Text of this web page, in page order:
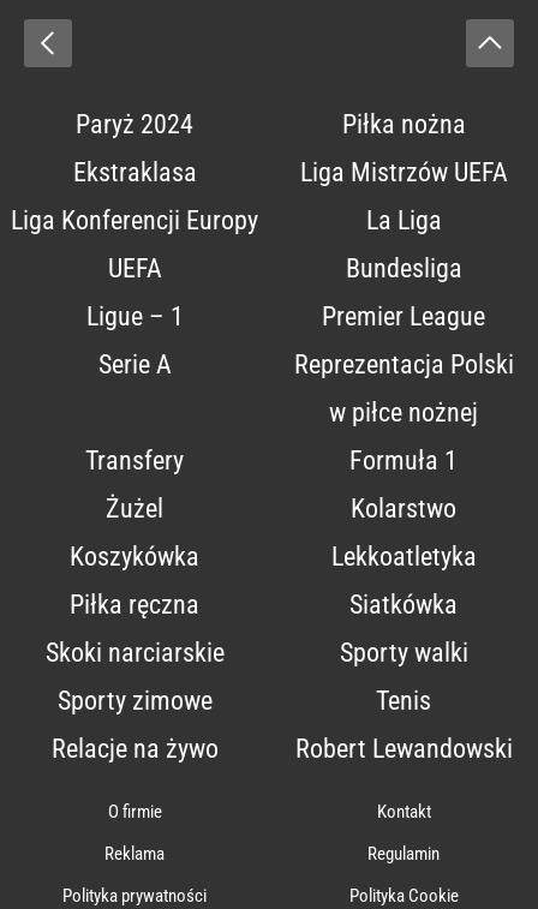
Paryż 2024
Piłka nożna
Ekstraklasa
Liga Mistrzów UEFA
Liga Konferencji Europy
UEFA
La Liga
Bundesliga
Ligue – 1
Premier League
Serie A
Reprezentacja Polski
w piłce nożnej
Transfery
Formuła 1
Żużel
Kolarstwo
Koszykówka
Lekkoatletyka
Piłka ręczna
Siatkówka
Skoki narciarskie
Sporty walki
Sporty zimowe
Tenis
Relacje na żywo
Robert Lewandowski
O firmie
Kontakt
Reklama
Regulamin
Polityka prywatności
Polityka Cookie